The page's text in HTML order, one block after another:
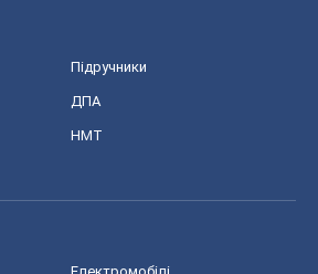
Підручники
ДПА
НМТ